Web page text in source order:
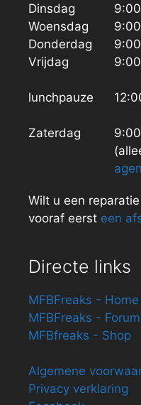
Dinsdag
Woensdag
Donderdag
Vrijdag
lunchpauze
Zaterdag
Wilt u een
vooraf eerst een
Directe links
MFBFreaks - Home
MFBFreaks - Forum
MFBfreaks - Shop
Algemene
Privacy verklaring